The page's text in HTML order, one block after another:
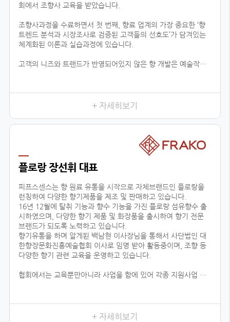
회에서 조향사 교육을 받았습니다.
조향사과정을 수료하면서 첫 번째, 향료 업계의 가장 중요한 ‘향
트렌드 분석과 시장조사로 검증된 고객들의 선호도’가 담겨있는
체계화된 이론과 실습과정에 있습니다.
고객의 니즈와 트랜드가 반영되어있지 않은 향 개발은 예술작품
것이 중요하다고 느껴왔습니다.
이런 부분에서 향장협회의 커리큘럼은 향료 업계에 있는 모든 향
의 타입을 체계적 분하고 습득함으로서, 제품 이해 및 분석을 위
한 이론을 잡아주며, 실질적으로 제품의 기획단계까지 연결된다
이는 공방창업, 브랜드출시, 향 관련 비즈니스 등의 분야에 더할
두 번째, 다양한 분야에서 접목이 가능한 교육입니다.
+ 자세히보기
플로랑 장선휘 대표
피프스센스는 향 원료 유통을 시작으로 자체브랜드인 플로랑을
런칭하여 다양한 향기제품을 제조 및 판매하고 있습니다.
16년 12월에 탈취 기능과 향수 기능을 가진 플로랑 섬유향수 출
시하였으며, 다양한 향기 제품 및 화장품을 출시하여 향기 전문
브랜드가 되도록 노력하고 있습니다.
향기유통을 하며 알게된 백남현 이사장님을 통해서 사단법인 대
한향장문화진흥예술협회 이사로 임명 받아 활동중이며, 조향 등
다양한 향기 관련 교육을 운영하고 있습니다.
협회에서는 교육뿐만아니라 사업을 함에 있어 각종 지원사업 공
현재 플로랑을 존재할 수 있게 해주신 백남현 이사장님과 협회원
들에게 진심으로 감사드리며, 지속적으로 함께 성장 할 수 있도록
+ 자세히보기